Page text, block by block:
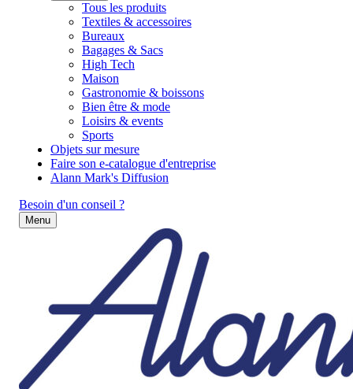
Tous les produits
Textiles & accessoires
Bureaux
Bagages & Sacs
High Tech
Maison
Gastronomie & boissons
Bien être & mode
Loisirs & events
Sports
Objets sur mesure
Faire son e-catalogue d'entreprise
Alann Mark's Diffusion
Besoin d'un conseil ?
Menu